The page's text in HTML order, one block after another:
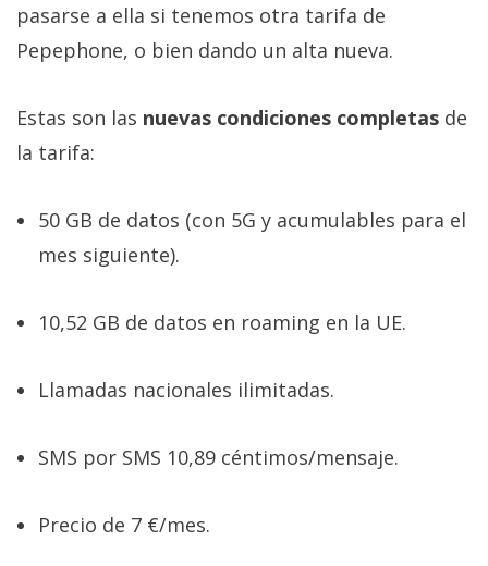
pasarse a ella si tenemos otra tarifa de
Pepephone, o bien dando un alta nueva.
Estas son las nuevas condiciones completas de
la tarifa:
50 GB de datos (con 5G y acumulables para el
mes siguiente).
10,52 GB de datos en roaming en la UE.
Llamadas nacionales ilimitadas.
SMS por SMS 10,89 céntimos/mensaje.
Precio de 7 €/mes.